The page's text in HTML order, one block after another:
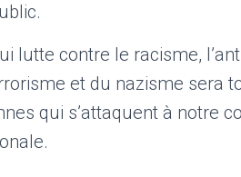
lutte contre le racisme,
et du nazisme sera
qui s’attaquent à notre